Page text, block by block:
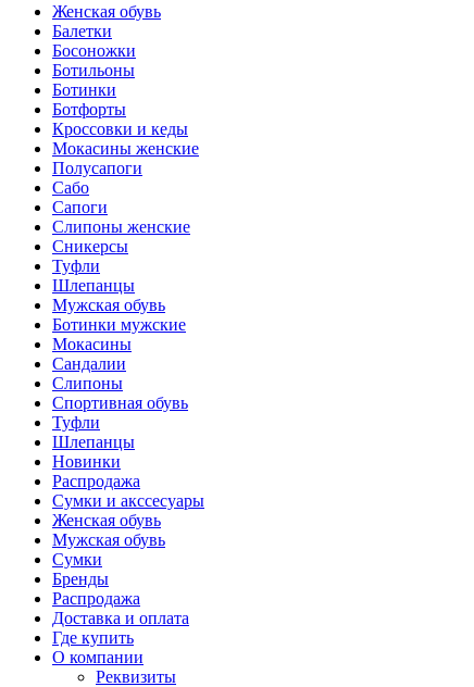
Женская обувь
Балетки
Босоножки
Ботильоны
Ботинки
Ботфорты
Кроссовки и кеды
Мокасины женские
Полусапоги
Сабо
Сапоги
Слипоны женские
Сникерсы
Туфли
Шлепанцы
Мужская обувь
Ботинки мужские
Мокасины
Сандалии
Слипоны
Спортивная обувь
Туфли
Шлепанцы
Новинки
Распродажа
Сумки и акссесуары
Женская обувь
Мужская обувь
Сумки
Бренды
Распродажа
Доставка и оплата
Где купить
О компании
Реквизиты